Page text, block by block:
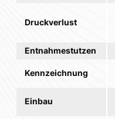
Druckverlust
Entnahmestutzen
Kennzeichnung
Einbau